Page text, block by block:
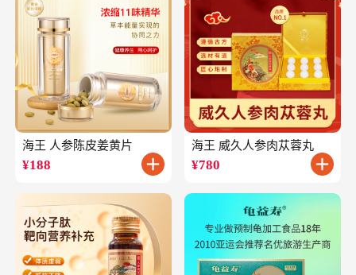
海王 人参陈皮姜黄片
¥188
海王 威久人参肉苁蓉丸
¥780